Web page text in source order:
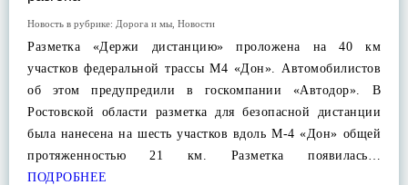
Новость в рубрике: Дорога и мы Новости
Разметка «Держи дистанцию» проложена на 40 км
участков федеральной трассы М4 «Дон». Автомобилистов
об этом предупредили в госкомпании «Автодор». В
Ростовской области разметка для безопасной дистанции
была нанесена на шесть участков вдоль М-4 «Дон» общей
протяженностью 21 км. Разметка появилась…
ПОДРОБНЕЕ